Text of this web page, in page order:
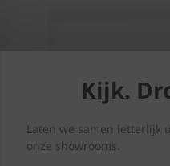
Kijk.
Laten we samen letterlijk
onze showrooms.